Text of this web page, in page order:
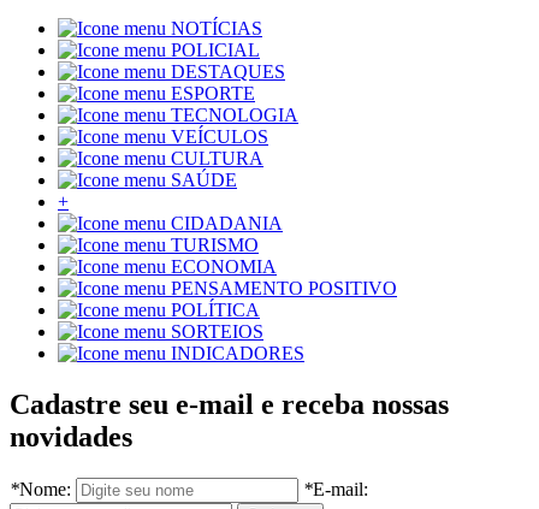
NOTÍCIAS
POLICIAL
DESTAQUES
ESPORTE
TECNOLOGIA
VEÍCULOS
CULTURA
SAÚDE
+
CIDADANIA
TURISMO
ECONOMIA
PENSAMENTO POSITIVO
POLÍTICA
SORTEIOS
INDICADORES
Cadastre seu e-mail e receba nossas
novidades
*Nome: *E-mail: